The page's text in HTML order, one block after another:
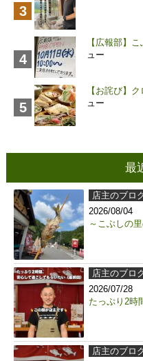
【広報部】
ュー
【お詫び】
ュー
最
店主のブロ
2026/08/04
～こぶしの
店主のブロ
2026/07/28
たっぷり2時
店主のブロ